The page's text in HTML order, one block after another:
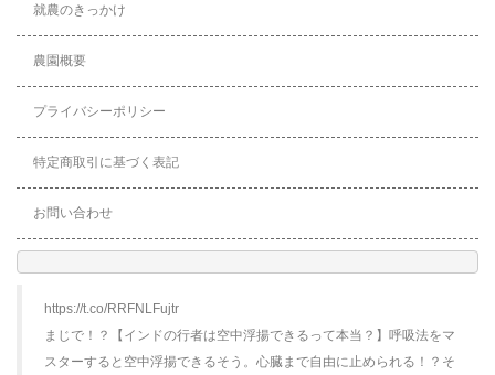
就農のきっかけ
農園概要
プライバシーポリシー
特定商取引に基づく表記
お問い合わせ
https://t.co/RRFNLFujtr
まじで！？【インドの行者は空中浮揚できるって本当？】呼吸法をマ
スターすると空中浮揚できるそう。心臓まで自由に止められる！？そ